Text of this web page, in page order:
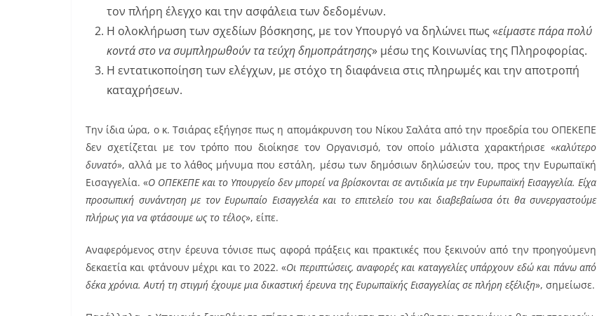
τον πλήρη έλεγχο και την ασφάλεια των δεδομένων.
Η ολοκλήρωση των σχεδίων βόσκησης, με τον Υπουργό να δηλώνει πως «είμαστε πάρα πολύ
κοντά στο να συμπληρωθούν τα τεύχη δημοπράτησης» μέσω της Κοινωνίας της Πληροφορίας.
Η εντατικοποίηση των ελέγχων, με στόχο τη διαφάνεια στις πληρωμές και την αποτροπή
καταχρήσεων.
Την ίδια ώρα, ο κ. Τσιάρας εξήγησε πως η απομάκρυνση του Νίκου Σαλάτα από την προεδρία του ΟΠΕΚΕΠΕ
δεν σχετίζεται με τον τρόπο που διοίκησε τον Οργανισμό, τον οποίο μάλιστα χαρακτήρισε «καλύτερο
δυνατό», αλλά με το λάθος μήνυμα που εστάλη, μέσω των δημόσιων δηλώσεών του, προς την Ευρωπαϊκή
Εισαγγελία. «Ο ΟΠΕΚΕΠΕ και το Υπουργείο δεν μπορεί να βρίσκονται σε αντιδικία με την Ευρωπαϊκή Εισαγγελία. Είχα
προσωπική συνάντηση με τον Ευρωπαίο Εισαγγελέα και το επιτελείο του και διαβεβαίωσα ότι θα συνεργαστούμε
πλήρως για να φτάσουμε ως το τέλος», είπε.
Αναφερόμενος στην έρευνα τόνισε πως αφορά πράξεις και πρακτικές που ξεκινούν από την προηγούμενη
δεκαετία και φτάνουν μέχρι και το 2022. «Οι περιπτώσεις, αναφορές και καταγγελίες υπάρχουν εδώ και πάνω από
δέκα χρόνια. Αυτή τη στιγμή έχουμε μια δικαστική έρευνα της Ευρωπαϊκής Εισαγγελίας σε πλήρη εξέλιξη», σημείωσε.